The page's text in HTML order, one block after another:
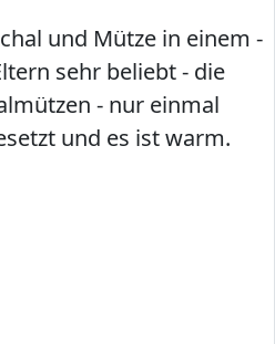
und Mütze in einem -
sehr beliebt - die
- nur einmal
und es ist warm.